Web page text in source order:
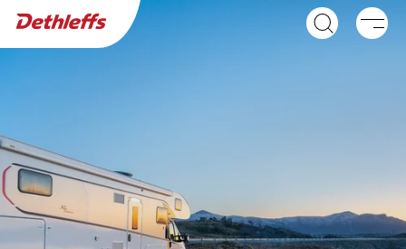
Händlersuche